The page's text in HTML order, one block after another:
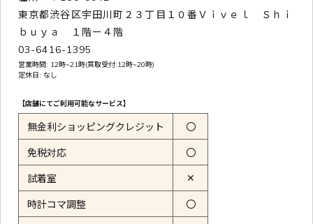
東京都渋谷区宇田川町２３丁目１０番Ｖｉｖｅｌ Ｓｈｉ
ｂｕｙａ １階ー４階
03-6416-1395
営業時間: 12時~21時(買取受付:12時~20時)
定休日: なし
【店舗にてご利用可能なサービス】
無金利ショッピングクレジット 〇
免税対応 〇
試着室 ✕
時計コマ調整 〇